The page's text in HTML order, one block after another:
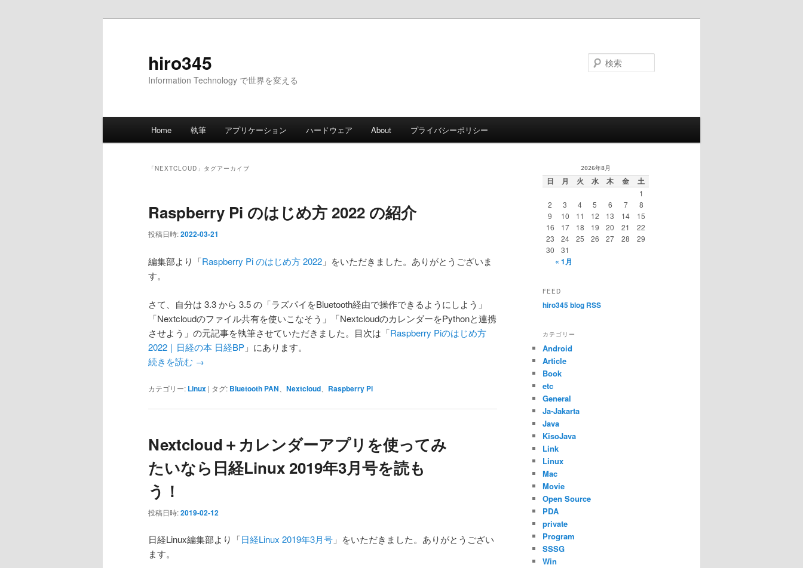
hiro345
Information Technology で世界を変える
Home 執筆 アプリケーション ハードウェア About プライバシーポリシー
「NEXTCLOUD 」タグアーカイブ
Raspberry Pi のはじめ方 2022 の紹介
投稿日時:2022-03-21
編集部より「Raspberry Pi のはじめ方 2022 」をいただきました。ありがとうございま
す。
さて、自分は 3.3 から 3.5 の「ラズパイをBluetooth経由で操作できるようにしよう」
「Nextcloudのファイル共有を使いこなそう」「NextcloudのカレンダーをPythonと連携
させよう」の元記事を執筆させていただきました。目次は「Raspberry Piのはじめ方
2022｜日経の本 日経BP 」にあります。
続きを読む →
カテゴリー: Linux | タグ: Bluetooth PAN Nextcloud Raspberry Pi
Nextcloud＋カレンダーアプリを使ってみ
たいなら日経Linux 2019年3月号を読も
う！
投稿日時:2019-02-12
日経Linux編集部より「日経Linux 2019年3月号 」をいただきました。ありがとうござい
ます。
2026年8月
日 月 火 水 木 金 土
1
2
3 4 5 6 7
8
9
10 11 12 13 14
15
16
17 18 19 20 21
22
23
24 25 26 27 28
29
30
31
« 1月
FEED
hiro345 blog RSS
カテゴリー
Android
Article
Book
etc
General
Ja-Jakarta
Java
KisoJava
Link
Linux
Mac
Movie
Open Source
PDA
private
Program
SSSG
Win